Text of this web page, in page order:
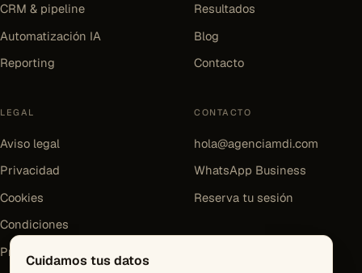
CRM & pipeline
Automatización IA
Reporting
Resultados
Blog
Contacto
LEGAL
Aviso legal
Privacidad
Cookies
Condiciones
Preferencias de cookies
CONTACTO
hola@agenciamdi.com
WhatsApp Business
Reserva tu sesión
Cuidamos tus datos